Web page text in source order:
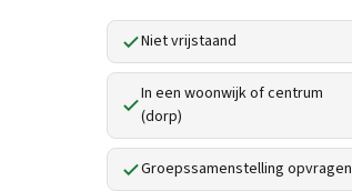
Niet vrijstaand
In een woonwijk of centrum
(dorp)
Groepssamenstelling opvragen